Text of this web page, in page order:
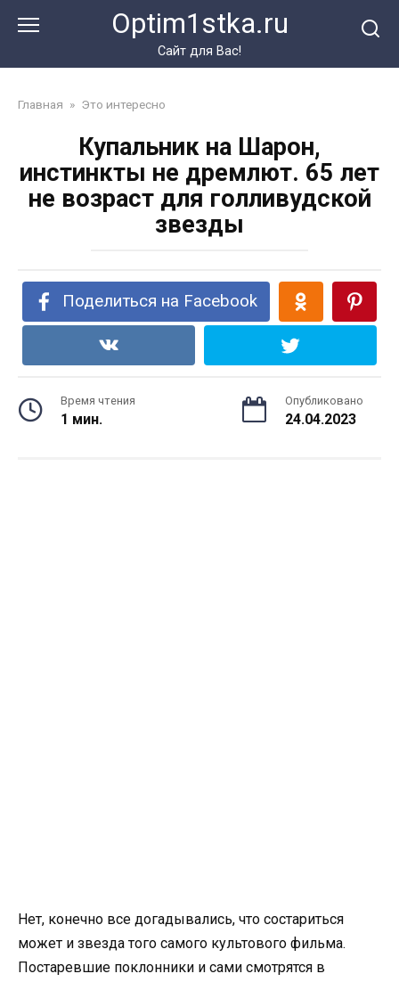
Optim1stka.ru
Сайт для Вас!
Главная » Это интересно
Купальник на Шарон,
инстинкты не дремлют. 65 лет
не возраст для голливудской
звезды
Поделиться на Facebook
Время чтения
1 мин.
Опубликовано
24.04.2023
Нет, конечно все догадывались, что состариться
может и звезда того самого культового фильма.
Постаревшие поклонники и сами смотрятся в